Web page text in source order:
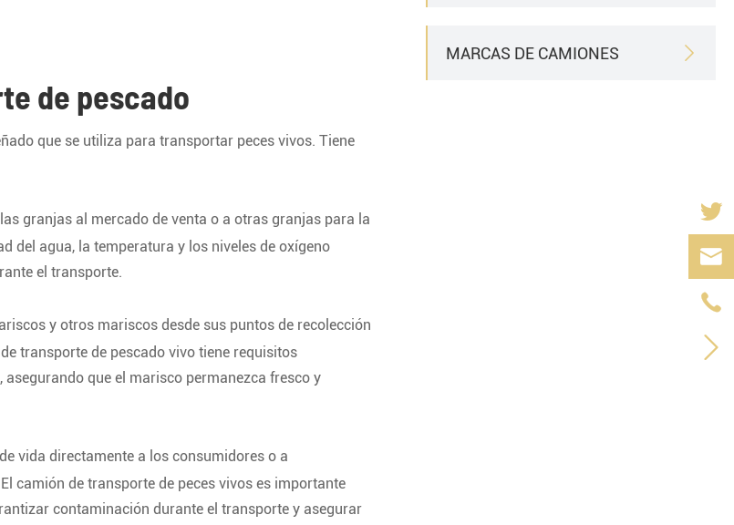
de pescado
que se utiliza para transportar peces vivos. Tiene
granjas al mercado de venta o a otras granjas para la
del agua, la temperatura y los niveles de oxígeno
el transporte.
y otros mariscos desde sus puntos de recolección
transporte de pescado vivo tiene requisitos
que el marisco permanezca fresco y
vida directamente a los consumidores o a
camión de transporte de peces vivos es importante
contaminación durante el transporte y asegurar
MARCAS DE CAMIONES 


